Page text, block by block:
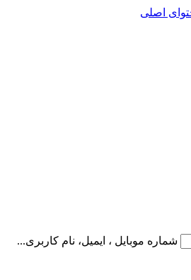
اصلی
شماره موبایل ، ایمیل، نام کاربری...